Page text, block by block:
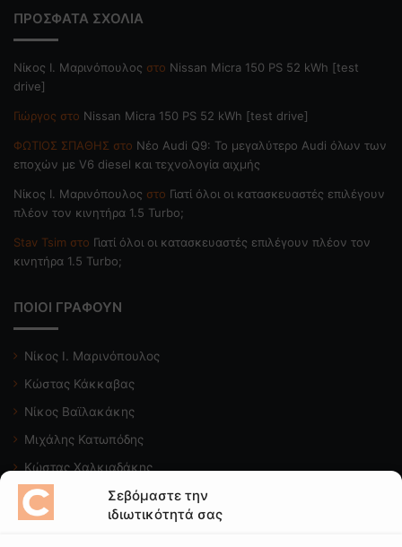
Σεβόμαστε την
ιδιωτικότητά σας
ΠΡΟΣΦΑΤΑ ΣΧΟΛΙΑ
Nίκος Ι. Mαρινόπουλος στο Nissan Micra 150 PS 52 kWh [test
drive]
Γιώργος στο Nissan Micra 150 PS 52 kWh [test drive]
ΦΩΤΙΟΣ ΣΠΑΘΗΣ στο Νέο Audi Q9: Το μεγαλύτερο Audi όλων των
εποχών με V6 diesel και τεχνολογία αιχμής
Nίκος Ι. Mαρινόπουλος στο Γιατί όλοι οι κατασκευαστές επιλέγουν
πλέον τον κινητήρα 1.5 Turbo;
Stav Tsim στο Γιατί όλοι οι κατασκευαστές επιλέγουν πλέον τον
κινητήρα 1.5 Turbo;
ΠΟΙΟΙ ΓΡΑΦΟΥΝ
Νίκος Ι. Μαρινόπουλος
Κώστας Κάκκαβας
Νίκος Βαϊλακάκης
Μιχάλης Κατωπόδης
Κώστας Χαλκιαδάκης
Δείτε το κανάλι μας